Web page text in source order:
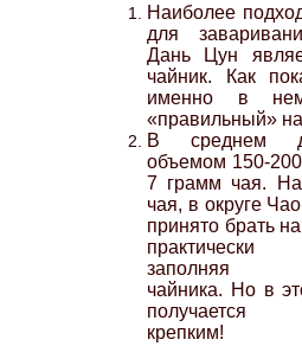
Наиболее
для
Дань Цун
чайник. Как
именно в нем
«правильный»
В среднем
объемом 150-
7 грамм чая. На
чая, в округе
принято брать
заполняя
чайника. Но в
получается
крепким!